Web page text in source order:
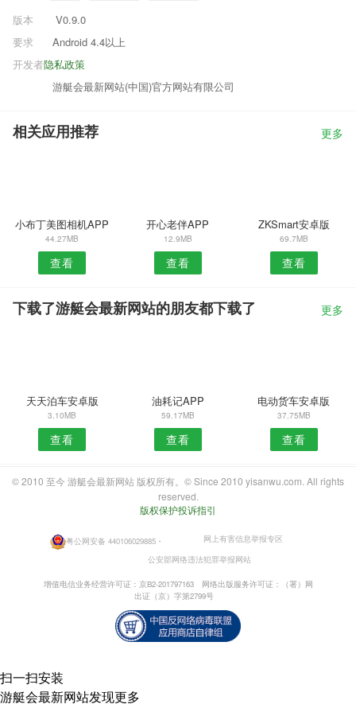
版本
V0.9.0
要求
Android 4.4以上
隐私政策
开发者
游艇会最新网站(中国)官方网站有限公司
相关应用推荐 更多
小布丁美图相机APP
44.27MB
查看
开心老伴APP
12.9MB
查看
ZKSmart安卓版
69.7MB
查看
下载了游艇会最新网站的朋友都下载了 更多
天天泊车安卓版
3.10MB
查看
油耗记APP
59.17MB
查看
电动货车安卓版
37.75MB
查看
© 2010 至今 游艇会最新网站 版权所有。© Since 2010 yisanwu.com. All rights
reserved.
版权保护投诉指引
粤公网安备 440106029885・
网上有害信息举报专区
公安部网络违法犯罪举报网站
增值电信业务经营许可证：京B2-201797163
网络出版服务许可证：（署）网
出证（京）字第2799号
扫一扫安装
游艇会最新网站发现更多